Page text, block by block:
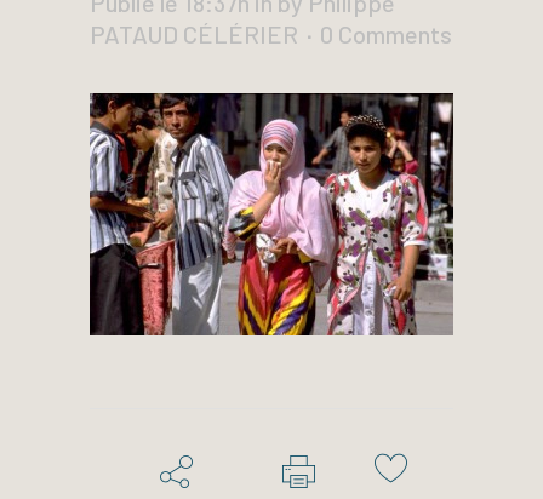
PATAUD CÉLÉRIER
0 Comments